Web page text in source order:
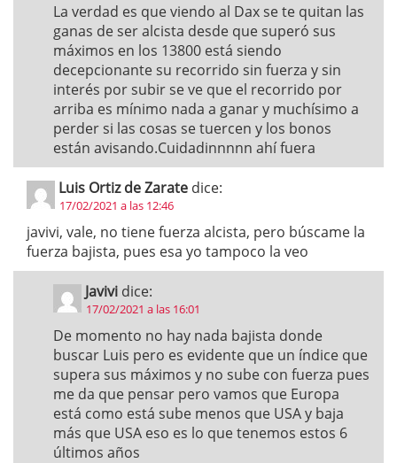
La verdad es que viendo al Dax se te quitan las
ganas de ser alcista desde que superó sus
máximos en los 13800 está siendo
decepcionante su recorrido sin fuerza y sin
interés por subir se ve que el recorrido por
arriba es mínimo nada a ganar y muchísimo a
perder si las cosas se tuercen y los bonos
están avisando.Cuidadinnnnn ahí fuera
Luis Ortiz de Zarate dice:
17/02/2021 a las 12:46
javivi, vale, no tiene fuerza alcista, pero búscame la
fuerza bajista, pues esa yo tampoco la veo
Javivi dice:
17/02/2021 a las 16:01
De momento no hay nada bajista donde
buscar Luis pero es evidente que un índice que
supera sus máximos y no sube con fuerza pues
me da que pensar pero vamos que Europa
está como está sube menos que USA y baja
más que USA eso es lo que tenemos estos 6
últimos años